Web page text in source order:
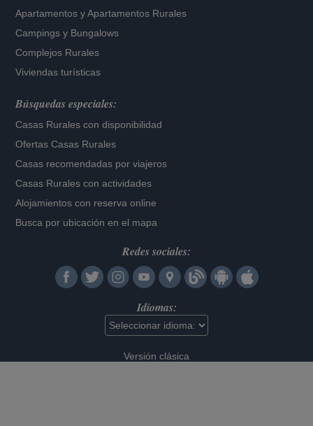
Apartamentos yApartamentos Rurales
Campings y Bungalows
Complejos Rurales
Viviendas turísticas
Búsquedas especiales:
Casas Rurales con disponibilidad
Ofertas Casas Rurales
Casas recomendadas por viajeros
Casas Rurales con actividades
Alojamientos con reserva online
Busca por ubicación en el mapa
Redes sociales:
Idiomas:
Versión clásica